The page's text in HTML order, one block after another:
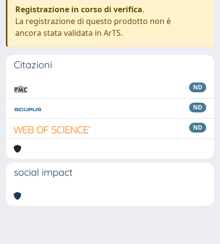
Registrazione in corso di verifica.
La registrazione di questo prodotto non è
ancora stata validata in ArTS.
Citazioni
ND
ND
ND
social impact